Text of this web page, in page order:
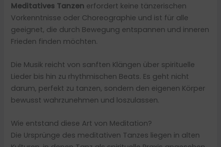
Meditatives Tanzen erfordert keine tänzerischen
Vorkenntnisse oder Choreographie und ist für alle
geeignet, die durch Bewegung entspannen und inneren
Frieden finden möchten.
Die Musik reicht von sanften Klängen über spirituelle
Lieder bis hin zu rhythmischen Beats. Es geht nicht
darum, perfekt zu tanzen, sondern den eigenen Körper
bewusst wahrzunehmen und loszulassen.
Wie entstand diese Art von Meditation?
Die Ursprünge des meditativen Tanzes liegen in alten